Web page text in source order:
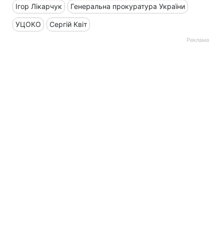
Ігор Лікарчук Генеральна прокуратура України
УЦОКО Сергій Квіт